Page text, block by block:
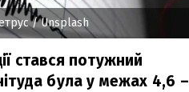
/ Unsplash
стався потужний
була у межах 4,6 –